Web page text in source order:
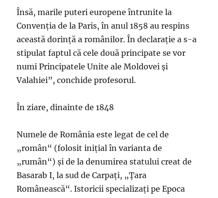
Însă, marile puteri europene întrunite la
Convenţia de la Paris, în anul 1858 au respins
această dorinţă a românilor. În declaraţie a s-a
stipulat faptul că cele două principate se vor
numi Principatele Unite ale Moldovei şi
Valahiei”, conchide profesorul.
În ziare, dinainte de 1848
Numele de România este legat de cel de
„român“ (folosit iniţial în varianta de
„rumân“) şi de la denumirea statului creat de
Basarab I, la sud de Carpaţi, „Ţara
Românească“. Istoricii specializaţi pe Epoca